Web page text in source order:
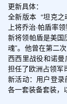
更新具体：
全新版本  “坦克
上将乔治·帕盾率
新将领帕盾是美国
魂”。他曾在第二
西西里战役和诺
担任了欧洲占领军
新活动：用户登
各一套装备套装，